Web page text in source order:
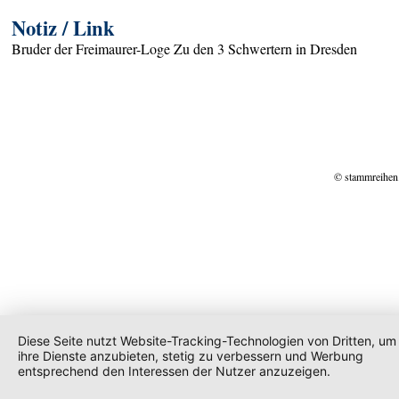
Notiz / Link
Bruder der Freimaurer-Loge Zu den 3 Schwertern in Dresden
©
Diese Seite nutzt Website-Tracking-Technologien von Dritten, um
ihre Dienste anzubieten, stetig zu verbessern und Werbung
entsprechend den Interessen der Nutzer anzuzeigen.